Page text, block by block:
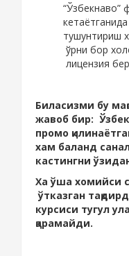
“Ўзбекнаво”
тушунтириш
ўрни бор
лицензия
Биласизми бу
жавоб бир:
промо
хам баланд
кастингни
Ха ўша хомийси
ўтказган
курсиси тугул
қарамайди.